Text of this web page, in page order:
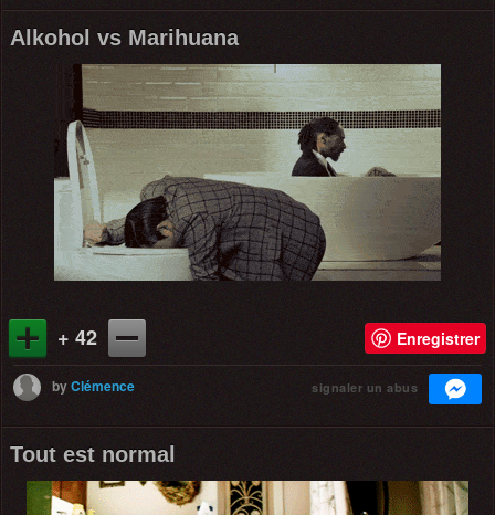
Alkohol vs Marihuana
+ 42 Enregistrer
byClémence signaler un abus
Tout est normal